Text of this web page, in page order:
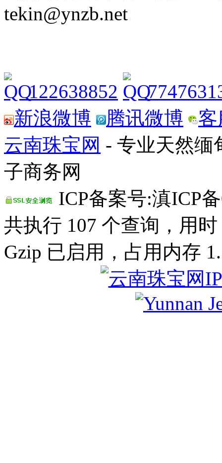
tekin@ynzb.net
122638852
新浪微博
腾讯微博
云南珠宝网 - 专业天然缅
子商务网
ICP备案号:滇ICP
共执行 107 个查询，用
Gzip 已启用，占用内存